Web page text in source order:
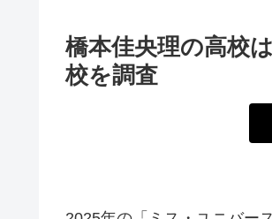
橋本佳央理の高校
校を調査